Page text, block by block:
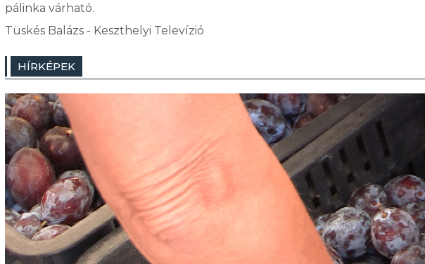
pálinka várható.
Tüskés Balázs - Keszthelyi Televízió
HÍRKÉPEK